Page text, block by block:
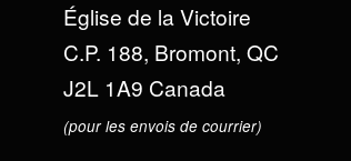
Église de la Victoire
C.P. 188, Bromont, QC
J2L 1A9 Canada
(pour les envois de courrier)